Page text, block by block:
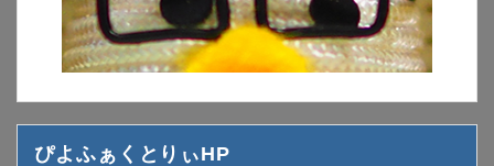
ぴよふぁくとりぃHP